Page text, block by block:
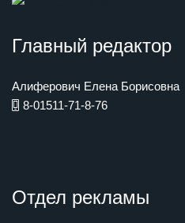
Главный редактор
Алиферович Елена Борисовна
8-01511-71-8-76
Отдел рекламы